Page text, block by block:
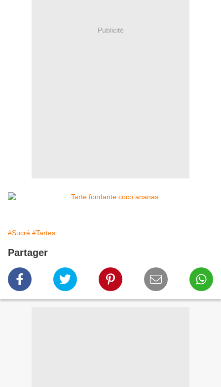
Publicité
#Sucré #Tartes
Partager